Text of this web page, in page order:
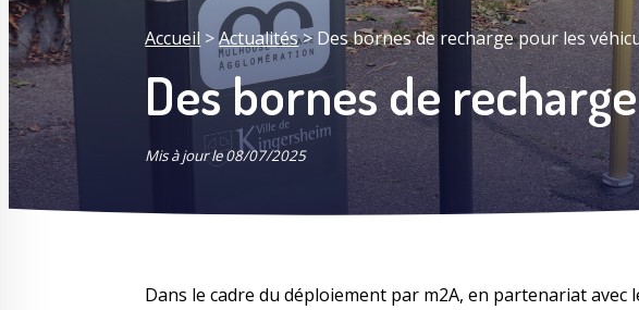
Accueil >Actualités>Des bornes de recharge pour les
Des bornes de
Mis à jour le 08/07/2025
Dans le cadre du déploiement par m2A, en partenariat
J'accepte les